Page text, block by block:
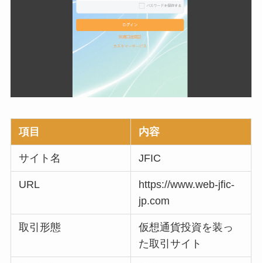
項目 内容
サイト名 JFIC
URL
https://www.web-jfic-
jp.com
取引形態
仮想通貨投資を装っ
た取引サイト